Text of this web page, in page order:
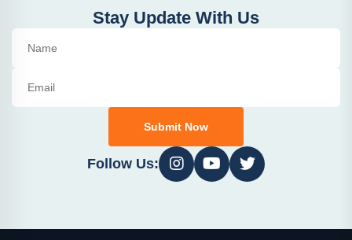
Stay Update With Us
Submit Now
Follow Us: